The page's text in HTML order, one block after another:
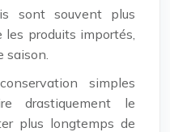
sont souvent plus
produits importés,
saison.
simples
drastiquement le
plus longtemps de